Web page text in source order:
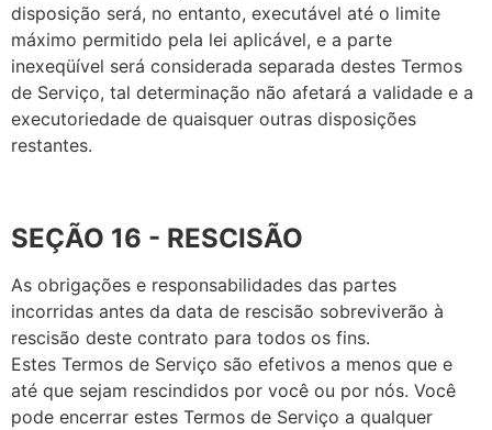
disposição será, no entanto, executável até o limite
máximo permitido pela lei aplicável, e a parte
inexeqüível será considerada separada destes Termos
de Serviço, tal determinação não afetará a validade e a
executoriedade de quaisquer outras disposições
restantes.
SEÇÃO 16 - RESCISÃO
As obrigações e responsabilidades das partes
incorridas antes da data de rescisão sobreviverão à
rescisão deste contrato para todos os fins.
Estes Termos de Serviço são efetivos a menos que e
até que sejam rescindidos por você ou por nós. Você
pode encerrar estes Termos de Serviço a qualquer